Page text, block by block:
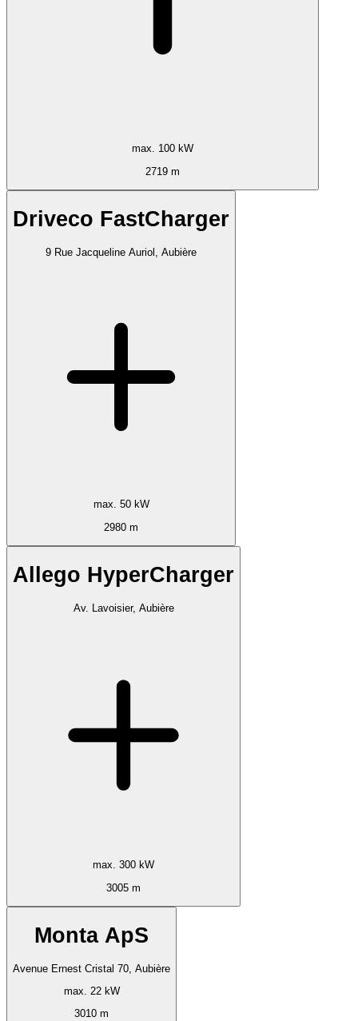
max. 100 kW
2719 m
Driveco FastCharger
9 Rue Jacqueline Auriol, Aubière
max. 50 kW
2980 m
Allego HyperCharger
Av. Lavoisier, Aubière
max. 300 kW
3005 m
Monta ApS
Avenue Ernest Cristal 70, Aubière
max. 22 kW
3010 m